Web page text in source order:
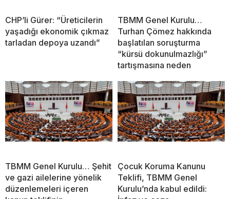
CHP’li Gürer: “Üreticilerin
yaşadığı ekonomik çıkmaz
tarladan depoya uzandı”
TBMM Genel Kurulu…
Turhan Çömez hakkında
başlatılan soruşturma
“kürsü dokunulmazlığı”
tartışmasına neden
TBMM Genel Kurulu… Şehit
ve gazi ailelerine yönelik
düzenlemeleri içeren
Çocuk Koruma Kanunu
Teklifi, TBMM Genel
Kurulu’nda kabul edildi: